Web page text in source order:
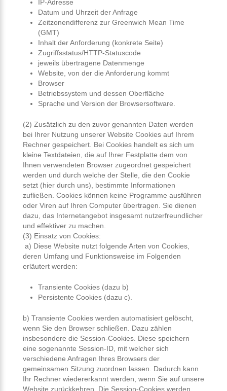
IP-Adresse
Datum und Uhrzeit der Anfrage
Zeitzonendifferenz zur Greenwich Mean Time
(GMT)
Inhalt der Anforderung (konkrete Seite)
Zugriffsstatus/HTTP-Statuscode
jeweils übertragene Datenmenge
Website, von der die Anforderung kommt
Browser
Betriebssystem und dessen Oberfläche
Sprache und Version der Browsersoftware.
(2) Zusätzlich zu den zuvor genannten Daten werden
bei Ihrer Nutzung unserer Website Cookies auf Ihrem
Rechner gespeichert. Bei Cookies handelt es sich um
kleine Textdateien, die auf Ihrer Festplatte dem von
Ihnen verwendeten Browser zugeordnet gespeichert
werden und durch welche der Stelle, die den Cookie
setzt (hier durch uns), bestimmte Informationen
zufließen. Cookies können keine Programme ausführen
oder Viren auf Ihren Computer übertragen. Sie dienen
dazu, das Internetangebot insgesamt nutzerfreundlicher
und effektiver zu machen.
(3) Einsatz von Cookies:
a) Diese Website nutzt folgende Arten von Cookies,
deren Umfang und Funktionsweise im Folgenden
erläutert werden:
Transiente Cookies (dazu b)
Persistente Cookies (dazu c).
b) Transiente Cookies werden automatisiert gelöscht,
wenn Sie den Browser schließen. Dazu zählen
insbesondere die Session-Cookies. Diese speichern
eine sogenannte Session-ID, mit welcher sich
verschiedene Anfragen Ihres Browsers der
gemeinsamen Sitzung zuordnen lassen. Dadurch kann
Ihr Rechner wiedererkannt werden, wenn Sie auf unsere
Website zurückkehren. Die Session-Cookies werden